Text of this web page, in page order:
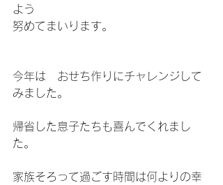
よう
努めてまいります。
今年は　おせち作りにチャレンジして
みました。
帰省した息子たちも喜んでくれまし
た。
家族そろって過ごす時間は何よりの幸